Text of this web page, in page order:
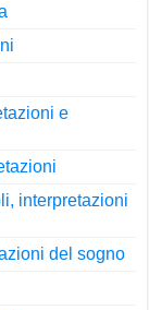
e
interpretazioni
del sogno